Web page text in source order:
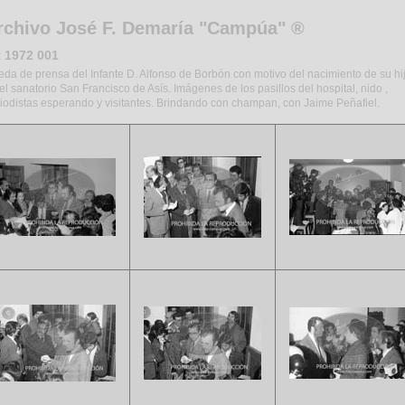
José F. Demaría "Campúa" ®
1972 001
de prensa del Infante D. Alfonso de Borbón con motivo del nacimiento de su
sanatorio San Francisco de Asís. Imágenes de los pasillos del hospital, nido ,
esperando y visitantes. Brindando con champan, con Jaime Peñafiel.